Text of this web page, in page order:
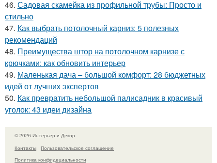
46. Садовая скамейка из профильной трубы: Просто и
стильно
47. Как выбрать потолочный карниз: 5 полезных
рекомендаций
48. Преимущества штор на потолочном карнизе с
крючками: как обновить интерьер
49. Маленькая дача – большой комфорт: 28 бюджетных
идей от лучших экспертов
50. Как превратить небольшой палисадник в красивый
уголок: 43 идеи дизайна
© 2026 Интерьер и Декор
Контакты
Пользовательское соглашение
Политика конфидециальности